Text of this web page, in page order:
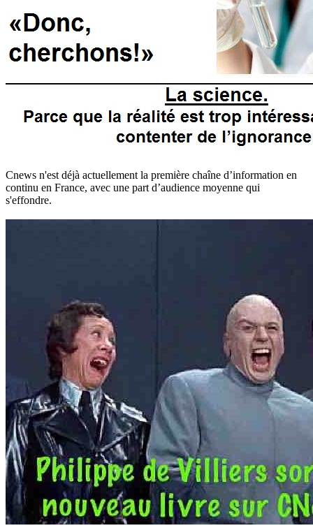
Cnews n'est déjà actuellement la première chaîne d’information en
continu en France, avec une part d’audience moyenne qui
s'effondre.